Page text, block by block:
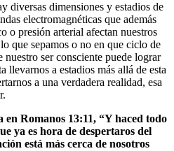
diversas dimensiones y estadios de
electromagnéticas que además
o presión arterial afectan nuestros
que sepamos o no en que ciclo de
ser consciente puede lograr
llevarnos a estadios más allá de esta
a una verdadera realidad, esa
en Romanos 13:11, “Y haced todo
ya es hora de despertaros del
está más cerca de nosotros